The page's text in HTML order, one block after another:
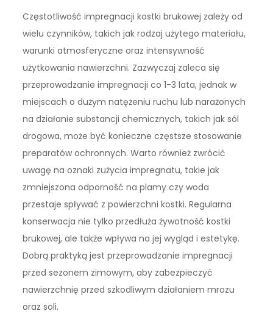
Częstotliwość impregnacji kostki brukowej zależy od
wielu czynników, takich jak rodzaj użytego materiału,
warunki atmosferyczne oraz intensywność
użytkowania nawierzchni. Zazwyczaj zaleca się
przeprowadzanie impregnacji co 1-3 lata, jednak w
miejscach o dużym natężeniu ruchu lub narażonych
na działanie substancji chemicznych, takich jak sól
drogowa, może być konieczne częstsze stosowanie
preparatów ochronnych. Warto również zwrócić
uwagę na oznaki zużycia impregnatu, takie jak
zmniejszona odporność na plamy czy woda
przestaje spływać z powierzchni kostki. Regularna
konserwacja nie tylko przedłuża żywotność kostki
brukowej, ale także wpływa na jej wygląd i estetykę.
Dobrą praktyką jest przeprowadzanie impregnacji
przed sezonem zimowym, aby zabezpieczyć
nawierzchnię przed szkodliwym działaniem mrozu
oraz soli.